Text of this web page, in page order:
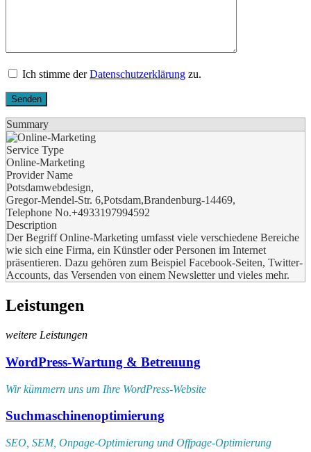
Ich stimme derDatenschutzerklärung zu.
Summary
Service Type
Online-Marketing
Provider Name
Potsdamwebdesign,
Gregor-Mendel-Str. 6,Potsdam,Brandenburg-14469,
Telephone No.+4933197994592
Description
Der Begriff Online-Marketing umfasst viele verschiedene Bereiche
wie sich eine Firma, ein Künstler oder Personen im Internet
präsentieren. Dazu gehören zum Beispiel Facebook-Seiten, Twitter-
Accounts, das Versenden von einem Newsletter und vieles mehr.
Leistungen
weitere Leistungen
WordPress-Wartung & Betreuung
Wir kümmern uns um Ihre WordPress-Website
Suchmaschinenoptimierung
SEO, SEM, Onpage-Optimierung und Offpage-Optimierung